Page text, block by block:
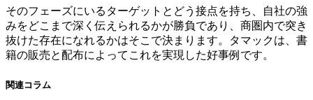
そのフェーズにいるターゲットとどう接点を持ち、自社の強
みをどこまで深く伝えられるかが勝負であり、商圏内で突き
抜けた存在になれるかはそこで決まります。タマックは、書
籍の販売と配布によってこれを実現した好事例です。
関連コラム